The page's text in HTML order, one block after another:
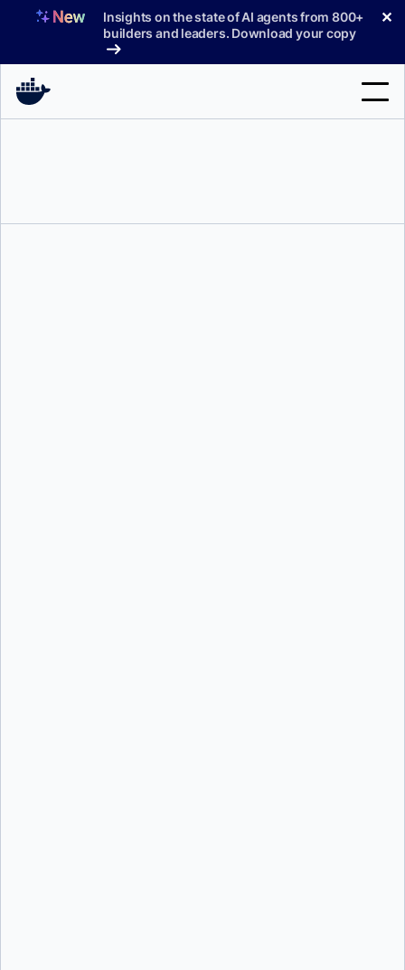
へ
Insights on the state of AI agents from 800+
builders and leaders. Download your copy
✕
サポート